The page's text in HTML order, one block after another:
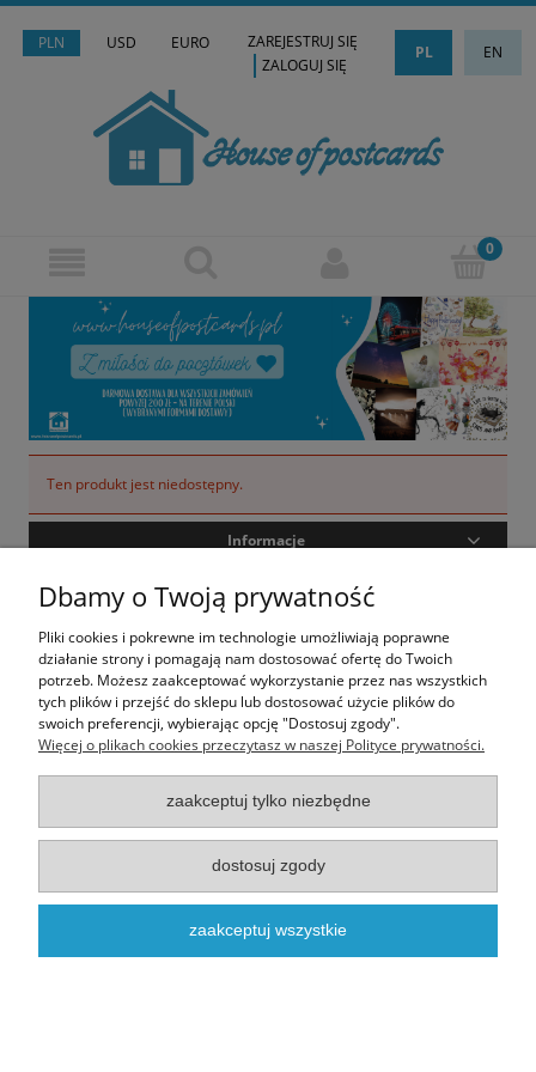
PLN USD EURO PL EN
ZAREJESTRUJ SIĘ
ZALOGUJ SIĘ
Ten produkt jest niedostępny.
Informacje
Moje konto
O nas
Realizacja - onisoft.pl|Sklep internetowy shoper
pokaż pełną wersję strony
Dbamy o Twoją prywatność
Pliki cookies i pokrewne im technologie umożliwiają poprawne
działanie strony i pomagają nam dostosować ofertę do Twoich
potrzeb. Możesz zaakceptować wykorzystanie przez nas wszystkich
tych plików i przejść do sklepu lub dostosować użycie plików do
swoich preferencji, wybierając opcję "Dostosuj zgody".
Więcej o plikach cookies przeczytasz w naszej Polityce prywatności.
zaakceptuj tylko niezbędne
dostosuj zgody
zaakceptuj wszystkie